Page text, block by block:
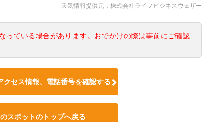
天気情報提供元：株式会社ライフビジネスウェザー
っている場合があります。おでかけの際は事前にご確認
クセス情報、電話番号を確認する
スポットのトップへ戻る